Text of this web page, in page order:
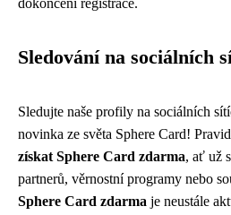
dokončení registrace.
Sledování na sociálních
Sledujte naše profily na sociálních
novinka ze světa Sphere Card!
získat Sphere Card zdarma, ať už
partnerů, věrnostní programy nebo
Sphere Card zdarma je neustále